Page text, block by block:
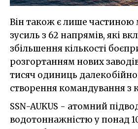
Він також є лише
зусиль з 62 напрямів, які
збільшення кількості
розгортанням нових
тисяч одиниць
створення командування з
SSN-AUKUS - атомний
водотоннажністю у понад